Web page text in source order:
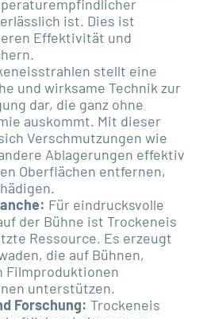
ist. Dies ist
Effektivität und
stellt eine
und wirksame Technik zur
dar, die ganz ohne
auskommt. Mit dieser
Verschmutzungen wie
Ablagerungen effektiv
Oberflächen entfernen,
Für eindrucksvolle
der Bühne ist Trockeneis
Ressource. Es erzeugt
die auf Bühnen,
Filmproduktionen
unterstützen.
Forschung: Trockeneis